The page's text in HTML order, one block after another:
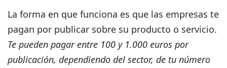
La forma en que funciona es que las empresas te
pagan por publicar sobre su producto o servicio.
Te pueden pagar entre 100 y 1.000 euros por
publicación, dependiendo del sector, de tu número